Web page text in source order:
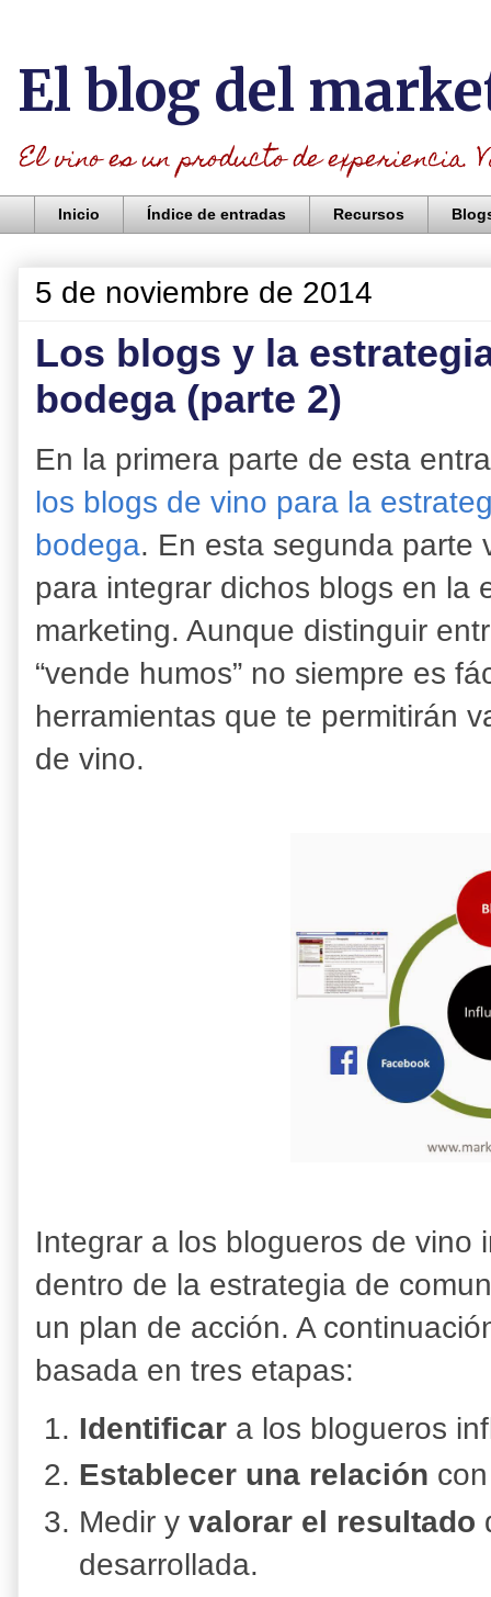
El blog del
El vino es un producto de
Inicio Índice de entradas Recursos
5 de noviembre de 2014
Los blogs y la
bodega (parte 2)
En la primera parte de esta
los blogs de vino para la
bodega. En esta segunda parte
para integrar dichos blogs en la
marketing. Aunque distinguir
“vende humos” no siempre es
herramientas que te permitirán
de vino.
Integrar a los blogueros de vino
dentro de la estrategia de
un plan de acción. A
basada en tres etapas:
Identificar a los blogueros
Establecer una relación
Medir y valorar el resultado
desarrollada.